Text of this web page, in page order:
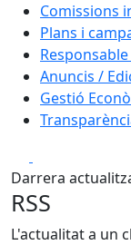
Comissions
Plans i
Anuncis /
Gestió
Darrera
RSS
L'actualitat a un